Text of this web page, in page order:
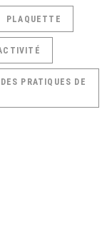
PLAQUETTE
PRATIQUES DE